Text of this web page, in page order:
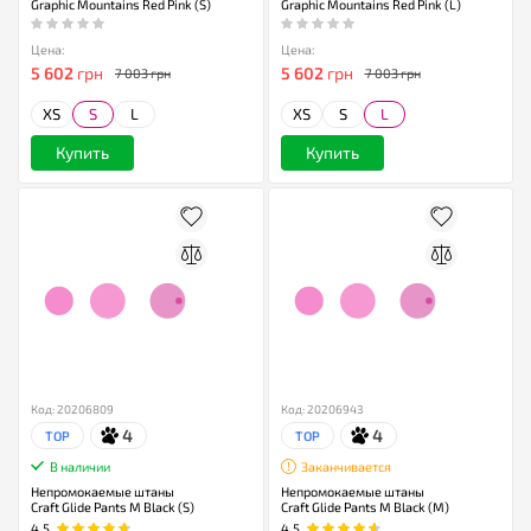
Graphic Mountains Red Pink (S)
Цена:
5 602 грн 7 003 грн
XS S L
Купить
Graphic Mountains Red Pink (L)
Цена:
5 602грн 7 003 грн
XS S L
Купить
Код: 20206809
TOP 4
В наличии
Непромокаемые штаны
Craft Glide Pants M Black (S)
Код: 20206943
TOP 4
Заканчивается
Непромокаемые штаны
Craft Glide Pants M Black (M)